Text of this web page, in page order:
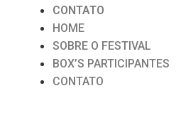
CONTATO
HOME
SOBRE O FESTIVAL
BOX’S PARTICIPANTES
CONTATO